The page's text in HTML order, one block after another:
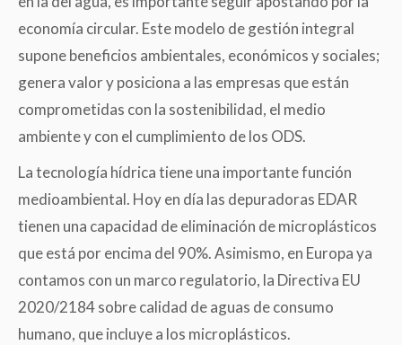
economía circular. Este modelo de gestión integral
supone beneficios ambientales, económicos y sociales;
genera valor y posiciona a las empresas que están
comprometidas con la sostenibilidad, el medio
ambiente y con el cumplimiento de los ODS.
La tecnología hídrica tiene una importante función
medioambiental. Hoy en día las depuradoras EDAR
tienen una capacidad de eliminación de microplásticos
que está por encima del 90%. Asimismo, en Europa ya
contamos con un marco regulatorio, la Directiva EU
2020/2184 sobre calidad de aguas de consumo
humano, que incluye a los microplásticos.